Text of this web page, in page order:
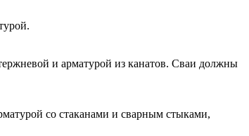
и арматурой из канатов. Сваи должны
со стаканами и сварным стыками,